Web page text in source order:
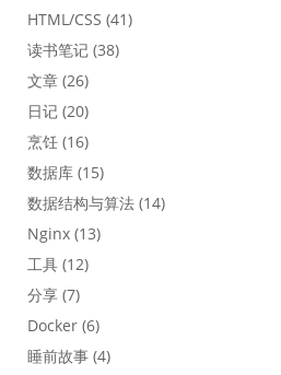
HTML/CSS (41)
读书笔记 (38)
文章 (26)
日记 (20)
烹饪 (16)
数据库 (15)
数据结构与算法 (14)
Nginx (13)
工具 (12)
分享 (7)
Docker (6)
睡前故事 (4)